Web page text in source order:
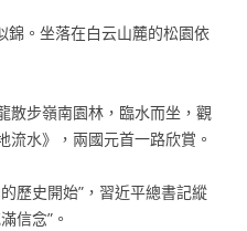
錦。坐落在白云山麓的松園依
散步嶺南園林，臨水而坐，觀
流水》，兩國元首一路欣賞。
歷史開始”，習近平總書記縱
信念”。